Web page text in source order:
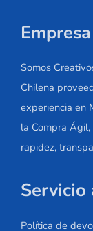
Empresa
Somos
Chilena
experiencia en
la Compra
rapidez,
Servicio
Política de